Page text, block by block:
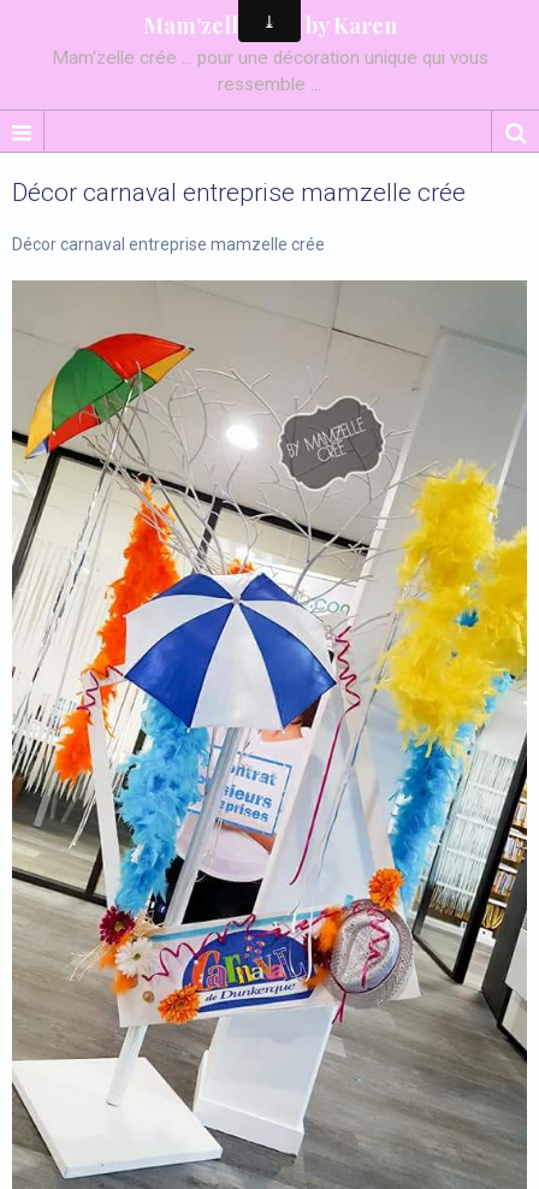
Mam'zelle crée by Karen
Mam'zelle crée ... pour une décoration unique qui vous
ressemble ...
Décor carnaval entreprise mamzelle crée
Décor carnaval entreprise mamzelle crée